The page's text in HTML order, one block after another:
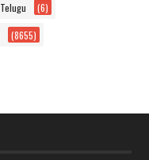
Telugu (6)
(8655)